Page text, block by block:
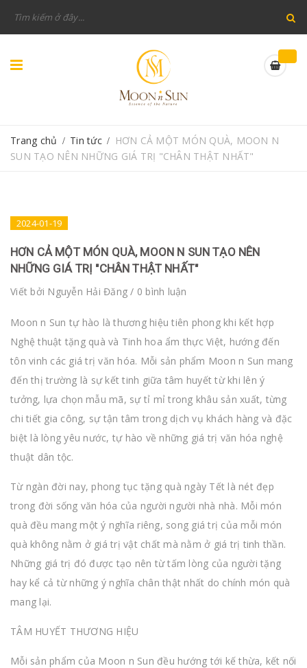
Trang chủ / Tin tức /
HƠN CẢ MỘT MÓN QUÀ, MOON N
SUN TẠO NÊN NHỮNG GIÁ TRỊ "CHÂN THẬT NHẤT"
2024-01-19
HƠN CẢ MỘT MÓN QUÀ, MOON N SUN TẠO NÊN
NHỮNG GIÁ TRỊ "CHÂN THẬT NHẤT"
Viết bởi Nguyễn Hải Đăng / 0 bình luận
Moon n Sun tự hào là thương hiệu tiên phong khi kết hợp
Nghệ thuật tặng quà và Tinh hoa ẩm thực Việt, hướng đến
tôn vinh các giá trị văn hóa. Mỗi sản phẩm Moon n Sun mang
đến thị trường là sự kết tinh giữa tâm huyết từ khi lên ý
tưởng, lựa chọn mẫu mã, sự tỉ mỉ trong khâu sản xuất, từng
chi tiết gia công, sự tận tâm trong dịch vụ khách hàng và đặc
biệt là lòng yêu nước, tự hào về những giá trị văn hóa nghệ
thuật dân tộc.
Từ ngàn đời nay, phong tục tặng quà ngày Tết là nét đẹp
trong đời sống văn hóa của người người nhà nhà. Mỗi món
quà đều mang một ý nghĩa riêng, song giá trị của mỗi món
quà không nằm ở giá trị vật chất mà nằm ở giá trị tinh thần.
Những giá trị đó được tạo nên từ tấm lòng của người tặng
hay kể cả từ những ý nghĩa chân thật nhất do chính món quà
mang lại.
TÂM HUYẾT THƯƠNG HIỆU
Mỗi sản phẩm của Moon n Sun đều hướng tới kế thừa, kết nối